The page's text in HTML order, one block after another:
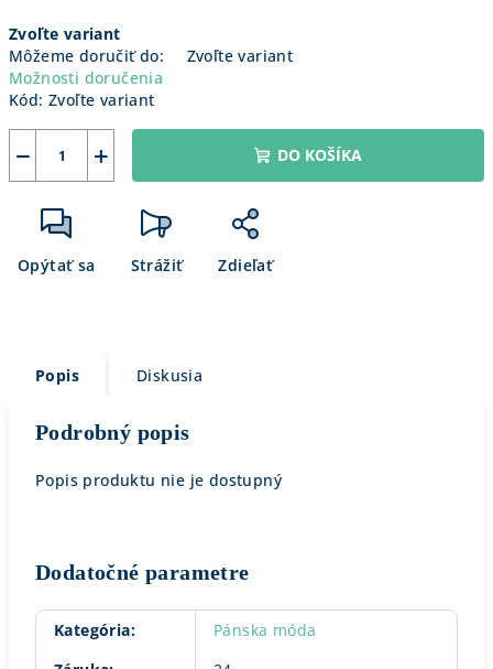
cena:
Zvoľte variant
Môžeme doručiť do:
Zvoľte variant
Možnosti doručenia
Kód: Zvoľte variant
+
− DO KOŠÍKA
Opýtať sa Strážiť Zdieľať
Popis Diskusia
Podrobný popis
Popis produktu nie je dostupný
Dodatočné parametre
Kategória:
Pánska móda